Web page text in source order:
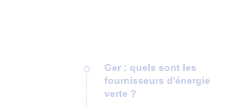
Ger : quels sont les
fournisseurs d'énergie
verte ?